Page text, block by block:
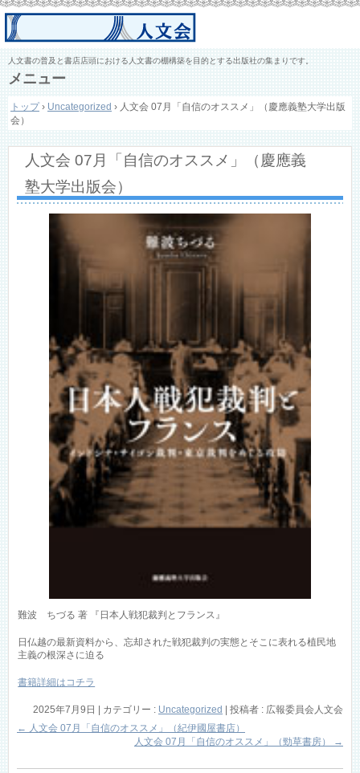
人文書の普及と書店店頭における人文書の棚構築を目的とする出版社の集まりです。
メニュー
ン
テ
ツ
ッ
トップ › Uncategorized › 人文会 07月「自信のオススメ」（慶應義塾大学出版
会）
人文会 07月「自信のオススメ」（慶應義
塾大学出版会）
難波 ちづる 著 『日本人戦犯裁判とフランス』
日仏越の最新資料から、忘却された戦犯裁判の実態とそこに表れる植民地
主義の根深さに迫る
書籍詳細はコチラ
2025年7月9日 | カテゴリー : Uncategorized | 投稿者 : 広報委員会人文会
← 人文会 07月「自信のオススメ」（紀伊國屋書店）
人文会 07月「自信のオススメ」（勁草書房）
→